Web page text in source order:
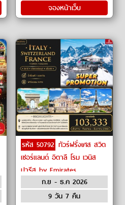
จองหน้าเว็บ
รหัส 50792 ทัวร์ฝรั่งเศส สวิต
เซอร์แลนด์ อิตาลี โรม เวนิส
ปารีส by Emirates
ก.ย - ธ.ค 2026
9 วัน 7 คืน